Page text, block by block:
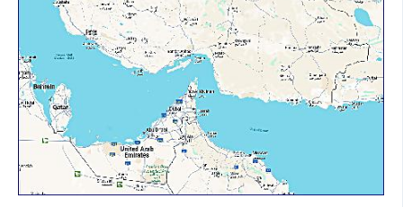
ROZHOVORY
TÉMATA
NEJČTENĚJŠÍ ZA 7 DNÍ
AUTOŘI
PŘÍSPĚVKY NA PROVOZ